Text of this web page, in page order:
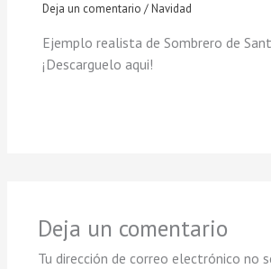
Deja un comentario /Navidad
Ejemplo realista de Sombrero de
¡Descarguelo aqui!
Deja un comentario
Tu dirección de correo electrónico no